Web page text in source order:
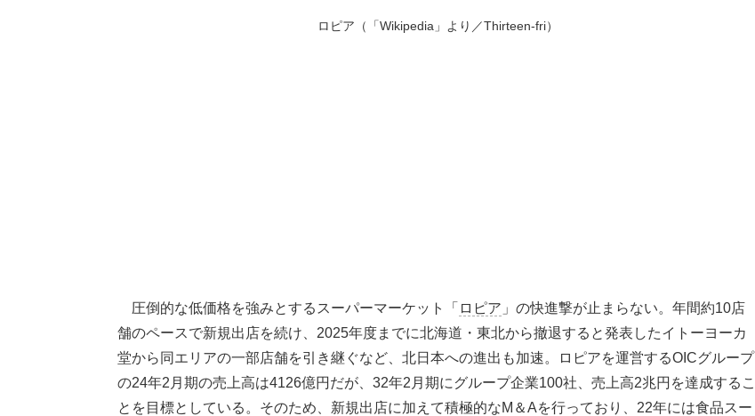
ロピア（「Wikipedia」より／Thirteen-fri）
圧倒的な低価格を強みとするスーパーマーケット「 ロピア 」の快進撃が止まらない。年間約10店
舗のペースで新規出店を続け、2025年度までに北海道・東北から撤退すると発表したイトーヨーカ
堂から同エリアの一部店舗を引き継ぐなど、北日本への進出も加速。ロピアを運営するOICグループ
の24年2月期の売上高は4126億円だが、32年2月期にグループ企業100社、売上高2兆円を達成するこ
とを目標としている。そのため、新規出店に加えて積極的なM＆Aを行っており、22年には食品スー